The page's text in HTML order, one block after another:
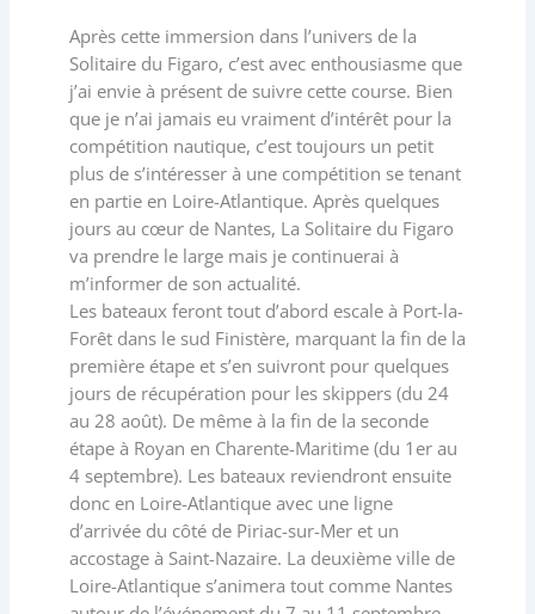
Après cette immersion dans l’univers de la
Solitaire du Figaro, c’est avec enthousiasme que
j’ai envie à présent de suivre cette course. Bien
que je n’ai jamais eu vraiment d’intérêt pour la
compétition nautique, c’est toujours un petit
plus de s’intéresser à une compétition se tenant
en partie en Loire-Atlantique. Après quelques
jours au cœur de Nantes, La Solitaire du Figaro
va prendre le large mais je continuerai à
m’informer de son actualité.
Les bateaux feront tout d’abord escale à Port-la-
Forêt dans le sud Finistère, marquant la fin de la
première étape et s’en suivront pour quelques
jours de récupération pour les skippers (du 24
au 28 août). De même à la fin de la seconde
étape à Royan en Charente-Maritime (du 1er au
4 septembre). Les bateaux reviendront ensuite
donc en Loire-Atlantique avec une ligne
d’arrivée du côté de Piriac-sur-Mer et un
accostage à Saint-Nazaire. La deuxième ville de
Loire-Atlantique s’animera tout comme Nantes